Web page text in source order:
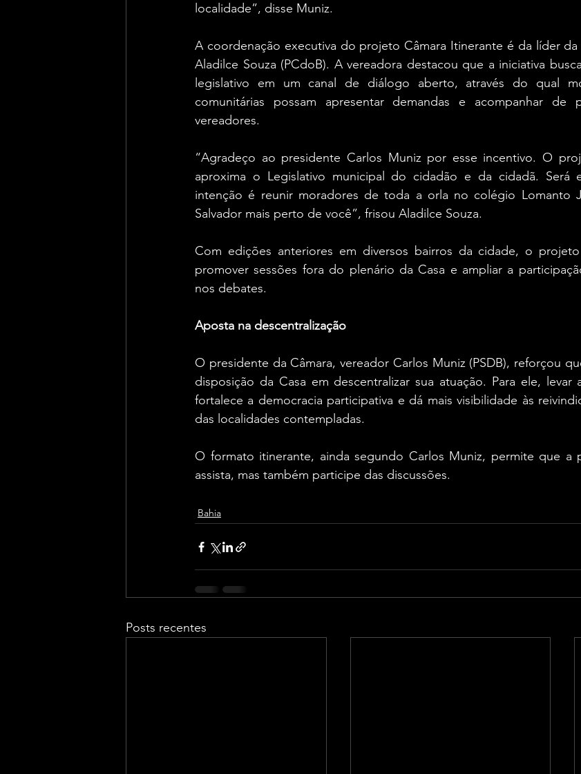
localidade”, disse Muniz.
A coordenação executiva do projeto Câmara Itinerante é da líder
Aladilce Souza (PCdoB). A vereadora destacou que a iniciativa
legislativo em um canal de diálogo aberto, através do qual
comunitárias possam apresentar demandas e acompanhar
vereadores.
“Agradeço ao presidente Carlos Muniz por esse incentivo. O
aproxima o Legislativo municipal do cidadão e da cidadã. Será
intenção é reunir moradores de toda a orla no colégio Lomanto
Salvador mais perto de você”, frisou Aladilce Souza.
Com edições anteriores em diversos bairros da cidade, o
promover sessões fora do plenário da Casa e ampliar a
nos debates.
Aposta na descentralização
O presidente da Câmara, vereador Carlos Muniz (PSDB), reforçou
disposição da Casa em descentralizar sua atuação. Para ele, levar
fortalece a democracia participativa e dá mais visibilidade às
das localidades contempladas.
O formato itinerante, ainda segundo Carlos Muniz, permite que a
assista, mas também participe das discussões.
Bahia
Posts recentes